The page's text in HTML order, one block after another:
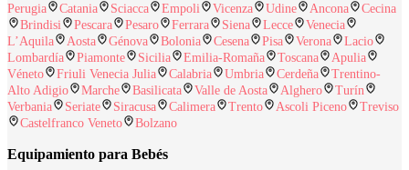
Perugia
Catania Sciacca Empoli Vicenza Udine Ancona
Cecina
Brindisi
Pescara Pesaro Ferrara Siena Lecce
Venecia
L’Aquila
Aosta Génova Bolonia Cesena Pisa Verona
Lacio
Lombardía
Piamonte Sicilia Emilia-Romaña Toscana
Apulia
Véneto
Friuli Venecia Julia Calabria Umbria Cerdeña
Trentino-
Alto Adigio
Marche Basilicata Valle de Aosta Alghero
Turín
Verbania
Seriate Siracusa Calimera Trento Ascoli Piceno
Treviso
Castelfranco Veneto
Bolzano
Equipamiento para Bebés